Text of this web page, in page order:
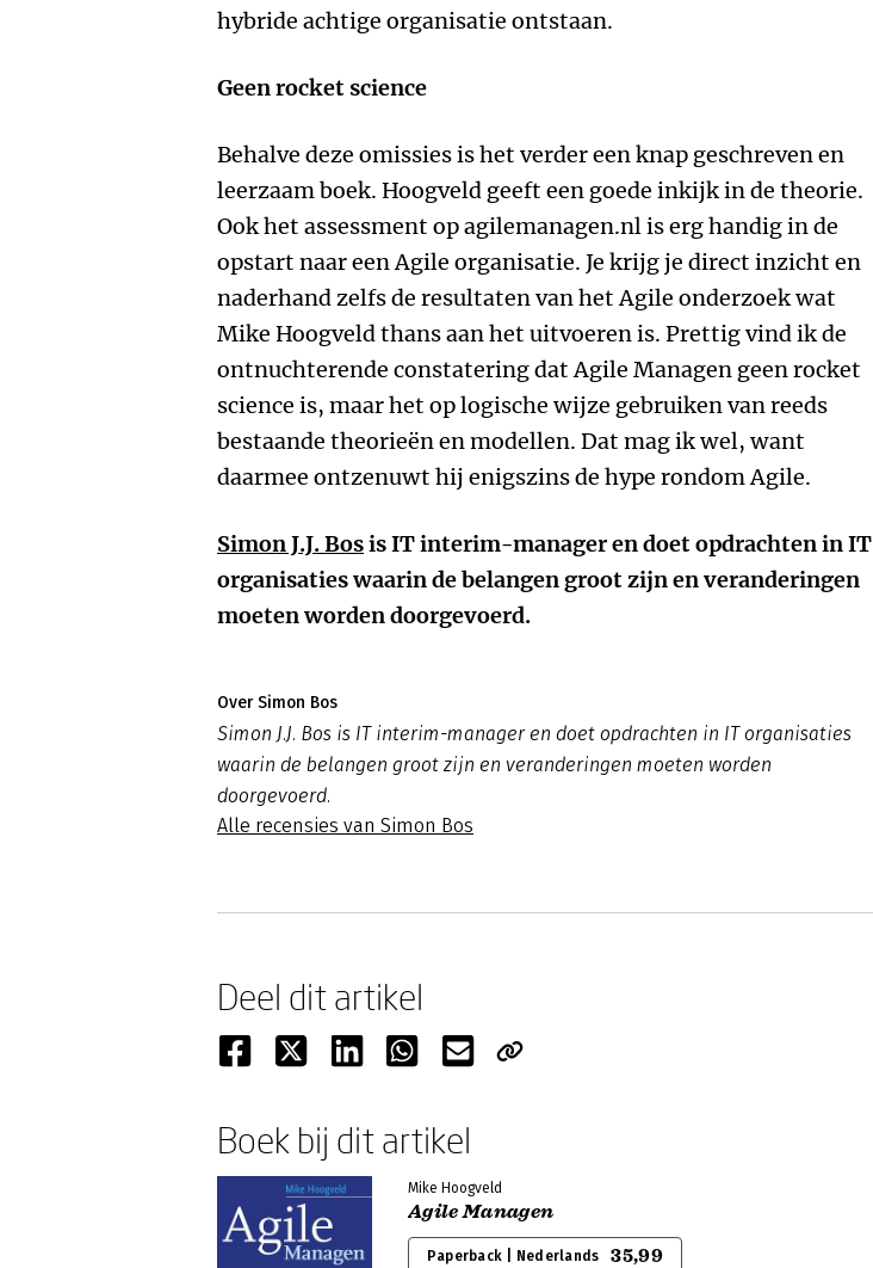
hybride achtige organisatie ontstaan.
Geen rocket science
Behalve deze omissies is het verder een knap geschreven en
leerzaam boek. Hoogveld geeft een goede inkijk in de theorie.
Ook het assessment op agilemanagen.nl is erg handig in de
opstart naar een Agile organisatie. Je krijg je direct inzicht en
naderhand zelfs de resultaten van het Agile onderzoek wat
Mike Hoogveld thans aan het uitvoeren is. Prettig vind ik de
ontnuchterende constatering dat Agile Managen geen rocket
science is, maar het op logische wijze gebruiken van reeds
bestaande theorieën en modellen. Dat mag ik wel, want
daarmee ontzenuwt hij enigszins de hype rondom Agile.
Simon J.J. Bosis IT interim-manager en doet opdrachten in IT
organisaties waarin de belangen groot zijn en veranderingen
moeten worden doorgevoerd.
Over Simon Bos
Simon J.J. Bos is IT interim-manager en doet opdrachten in IT organisaties
waarin de belangen groot zijn en veranderingen moeten worden
doorgevoerd.
Alle recensies van Simon Bos
Deel dit artikel
Boek bij dit artikel
Mike Hoogveld
Agile Managen
Paperback | Nederlands 35,99